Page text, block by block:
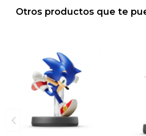
Otros productos que te